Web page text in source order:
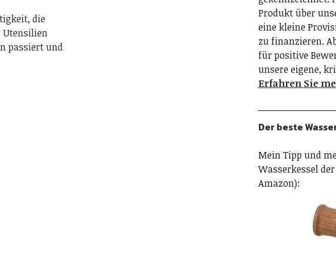
die
Utensilien
passiert und
Produkt über
eine kleine
zu finanzieren.
für positive
unsere eigene,
Erfahren Sie
Der beste
Mein Tipp und
Wasserkessel
Amazon):